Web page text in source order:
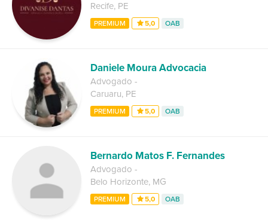
Recife, PE
PREMIUM 5,0 OAB
Daniele Moura Advocacia
Advogado -
Caruaru, PE
PREMIUM 5,0 OAB
Bernardo Matos F. Fernandes
Advogado -
Belo Horizonte, MG
PREMIUM 5,0 OAB